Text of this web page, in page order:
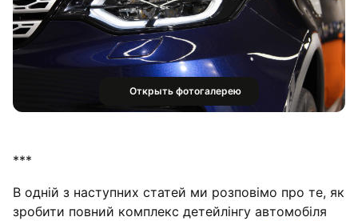
Открыть фотогалерею
***
В одній з наступних статей ми розповімо про те, як
зробити повний комплекс детейлінгу автомобіля